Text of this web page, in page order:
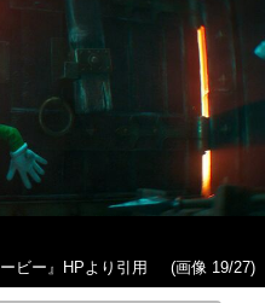
ビー』HPより引用 (画像 19/27)